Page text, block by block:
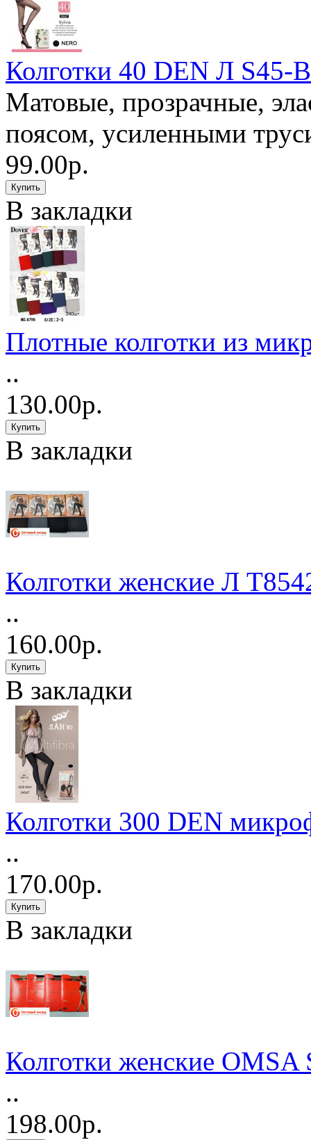
Колготки 40 DEN Л S45-
Матовые, прозрачные,
поясом, усиленными
99.00р.
В закладки
Плотные колготки из
..
130.00р.
В закладки
Колготки женские Л
..
160.00р.
В закладки
Колготки 300 DEN
..
170.00р.
В закладки
Колготки женские
..
198.00р.